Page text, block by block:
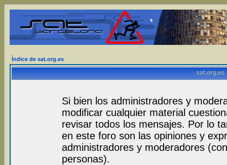
Índice de sat.org.es
sat.org.es
Si bien los administradores y
modificar cualquier material
revisar todos los mensajes. Por lo
en este foro son las opiniones y
administradores y moderadores
personas).